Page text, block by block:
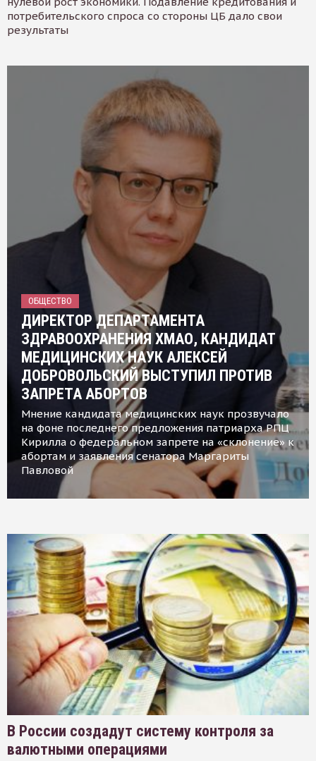
потребительского спроса со стороны ЦБ дало свои
результаты
ОБЩЕСТВО
ДИРЕКТОР ДЕПАРТАМЕНТА
ЗДРАВООХРАНЕНИЯ ХМАО, КАНДИДАТ
МЕДИЦИНСКИХ НАУК АЛЕКСЕЙ
ДОБРОВОЛЬСКИЙ ВЫСТУПИЛ ПРОТИВ
ЗАПРЕТА АБОРТОВ
Мнение кандидата медицинских наук прозвучало
на фоне последнего предложения патриарха РПЦ
Кирилла о федеральном запрете на «склонение» к
абортам и заявления сенатора Маргариты
Павловой
В России создадут систему контроля за
валютными операциями